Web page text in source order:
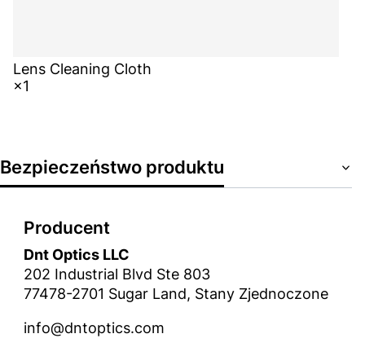
Lens Cleaning Cloth
×1
Bezpieczeństwo produktu
Producent
Dnt Optics LLC
202 Industrial Blvd Ste 803
77478-2701 Sugar Land, Stany Zjednoczone
info@dntoptics.com